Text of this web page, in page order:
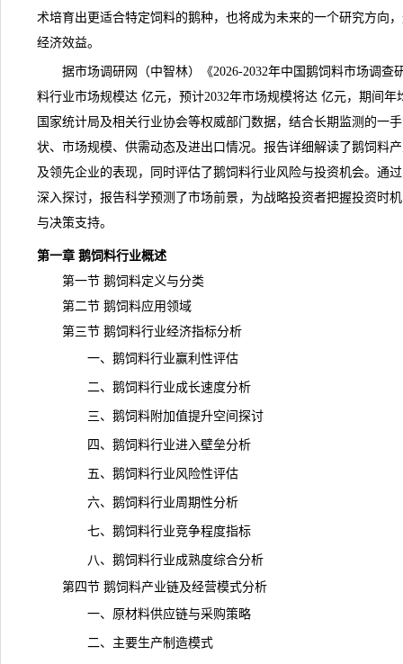
术培育出更适合特定饲料的鹅种，也将成为未来的一个研究方向
经济效益。
据市场调研网（中智林）《2026-2032年中国鹅饲料市场调查
料行业市场规模达 亿元，预计2032年市场规模将达 亿元，期间
国家统计局及相关行业协会等权威部门数据，结合长期监测的一
状、市场规模、供需动态及进出口情况。报告详细解读了鹅饲料
及领先企业的表现，同时评估了鹅饲料行业风险与投资机会。通
深入探讨，报告科学预测了市场前景，为战略投资者把握投资时
与决策支持。
第一章 鹅饲料行业概述
第一节 鹅饲料定义与分类
第二节 鹅饲料应用领域
第三节 鹅饲料行业经济指标分析
一、鹅饲料行业赢利性评估
二、鹅饲料行业成长速度分析
三、鹅饲料附加值提升空间探讨
四、鹅饲料行业进入壁垒分析
五、鹅饲料行业风险性评估
六、鹅饲料行业周期性分析
七、鹅饲料行业竞争程度指标
八、鹅饲料行业成熟度综合分析
第四节 鹅饲料产业链及经营模式分析
一、原材料供应链与采购策略
二、主要生产制造模式